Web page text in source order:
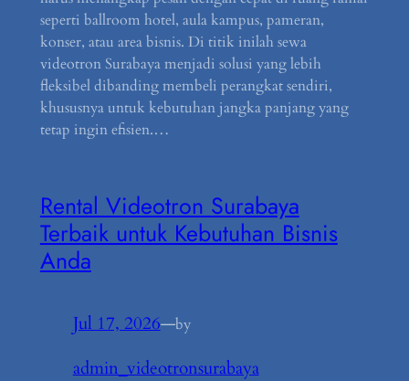
seperti ballroom hotel, aula kampus, pameran,
konser, atau area bisnis. Di titik inilah sewa
videotron Surabaya menjadi solusi yang lebih
fleksibel dibanding membeli perangkat sendiri,
khususnya untuk kebutuhan jangka panjang yang
tetap ingin efisien.…
Rental Videotron Surabaya
Terbaik untuk Kebutuhan Bisnis
Anda
Jul 17, 2026—by
admin_videotronsurabaya